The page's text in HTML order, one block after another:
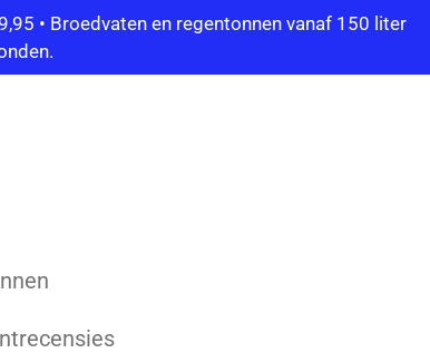
• Broedvaten en regentonnen vanaf 150 liter